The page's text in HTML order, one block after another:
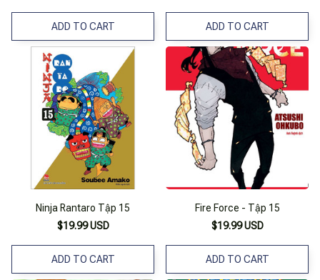
ADD TO CART ADD TO CART
Ninja Rantaro Tập 15
$19.99 USD
ADD TO CART
Fire Force - Tập 15
$19.99 USD
ADD TO CART